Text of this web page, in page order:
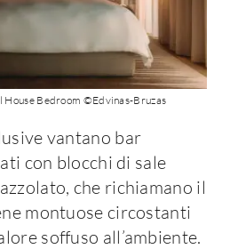
House Bedroom ©Edvinas-Bruzas
vantano bar
con blocchi di sale
che richiamano il
montuose circostanti
soffuso all’ambiente.